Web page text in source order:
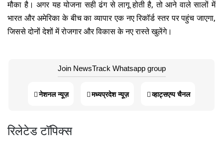
मौका है। अगर यह योजना सही ढंग से लागू होती है, तो आने वाले सालों में
भारत और अमेरिका के बीच का व्यापार एक नए रिकॉर्ड स्तर पर पहुंच जाएगा,
जिससे दोनों देशों में रोजगार और विकास के नए रास्ते खुलेंगे।
Join NewsTrack Whatsapp group
नेशनल न्यूज़ मध्यप्रदेश न्यूज़ व्हाट्सएप्प चैनल
रिलेटेड टॉपिक्स